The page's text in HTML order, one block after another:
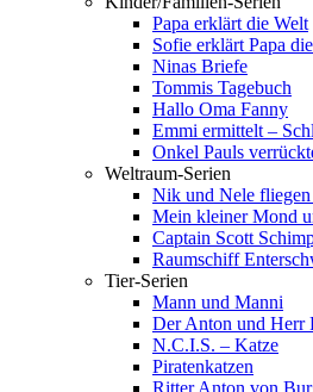
Papa erklärt die Welt
Sofie erklärt Papa
Ninas Briefe
Tommis Tagebuch
Hallo Oma Fanny
Emmi ermittelt –
Onkel Pauls
Weltraum-Serien
Nik und Nele
Mein kleiner Mond
Captain Scott
Raumschiff
Tier-Serien
Mann und Manni
Der Anton und Herr
N.C.I.S. – Katze
Piratenkatzen
Ritter Anton von